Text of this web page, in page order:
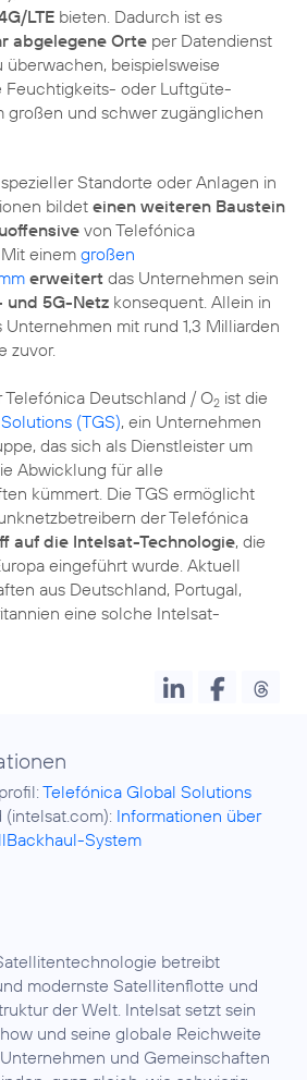
LTE bieten. Dadurch ist es
abgelegene Orte per Datendienst
überwachen, beispielsweise
Feuchtigkeits- oder Luftgüte-
großen und schwer zugänglichen
Standorte oder Anlagen in
bildet einen weiteren Baustein
von Telefónica
. Mit einem großen
erweitert das Unternehmen sein
und 5G-Netz konsequent. Allein in
Unternehmen mit rund 1,3 Milliarden
zuvor.
Deutschland / O2 ist die
(TGS), ein Unternehmen
das sich als Dienstleister um
Abwicklung für alle
kümmert. Die TGS ermöglicht
der Telefónica
auf die Intelsat-Technologie, die
eingeführt wurde. Aktuell
aus Deutschland, Portugal,
eine solche Intelsat-
Telefónica Global Solutions
Informationen über
System
betreibt
modernste Satellitenflotte und
der Welt. Intelsat setzt sein
und seine globale Reichweite
und Gemeinschaften